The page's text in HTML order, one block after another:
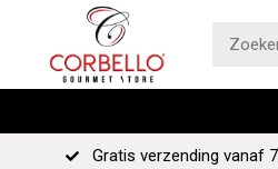
Gratis verzending vanaf